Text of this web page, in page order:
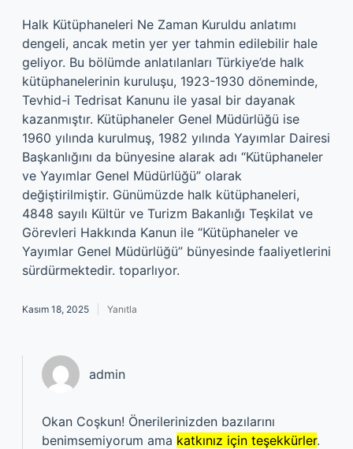
Halk Kütüphaneleri Ne Zaman Kuruldu anlatımı
dengeli, ancak metin yer yer tahmin edilebilir hale
geliyor. Bu bölümde anlatılanları Türkiye’de halk
kütüphanelerinin kuruluşu, 1923-1930 döneminde,
Tevhid-i Tedrisat Kanunu ile yasal bir dayanak
kazanmıştır. Kütüphaneler Genel Müdürlüğü ise
1960 yılında kurulmuş, 1982 yılında Yayımlar Dairesi
Başkanlığını da bünyesine alarak adı “Kütüphaneler
ve Yayımlar Genel Müdürlüğü” olarak
değiştirilmiştir. Günümüzde halk kütüphaneleri,
4848 sayılı Kültür ve Turizm Bakanlığı Teşkilat ve
Görevleri Hakkında Kanun ile “Kütüphaneler ve
Yayımlar Genel Müdürlüğü” bünyesinde faaliyetlerini
sürdürmektedir. toparlıyor.
Kasım 18, 2025 Yanıtla
admin
Okan Coşkun! Önerilerinizden bazılarını
benimsemiyorum ama katkınız için teşekkürler.